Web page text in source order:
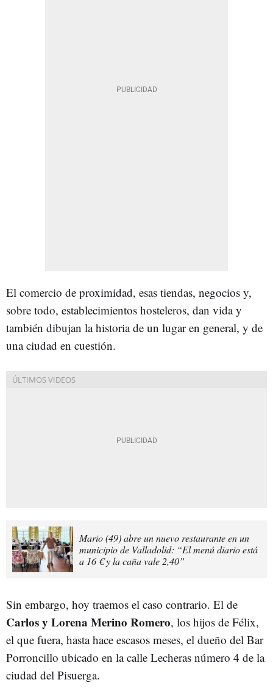
El comercio de proximidad, esas tiendas, negocios y,
sobre todo, establecimientos hosteleros, dan vida y
también dibujan la historia de un lugar en general, y de
una ciudad en cuestión.
Mario (49) abre un nuevo restaurante en un
municipio de Valladolid: “El menú diario está
a 16 € y la caña vale 2,40”
Sin embargo, hoy traemos el caso contrario. El de
Carlos y Lorena Merino Romero, los hijos de Félix,
el que fuera, hasta hace escasos meses, el dueño del Bar
Porroncillo ubicado en la calle Lecheras número 4 de la
ciudad del Pisuerga.